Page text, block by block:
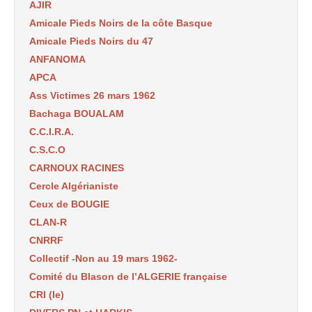
AJIR
Amicale Pieds Noirs de la côte Basque
Amicale Pieds Noirs du 47
ANFANOMA
APCA
Ass Victimes 26 mars 1962
Bachaga BOUALAM
C.C.I.R.A.
C.S.C.O
CARNOUX RACINES
Cercle Algérianiste
Ceux de BOUGIE
CLAN-R
CNRRF
Collectif -Non au 19 mars 1962-
Comité du Blason de l’ALGERIE française
CRI (le)